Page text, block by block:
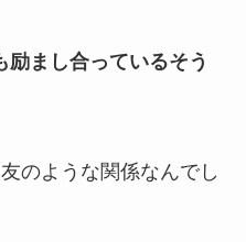
励まし合っているそう
のような関係なんでし